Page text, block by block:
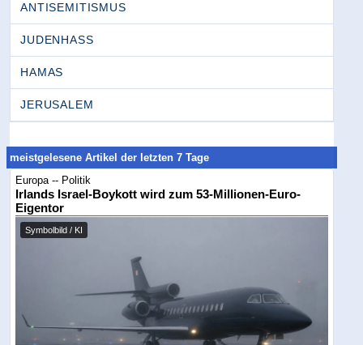
ANTISEMITISMUS
JUDENHASS
HAMAS
JERUSALEM
meistgelesene Artikel der letzten 7 Tage
Europa -- Politik
Irlands Israel-Boykott wird zum 53-Millionen-Euro-
Eigentor
Symbolbild / KI